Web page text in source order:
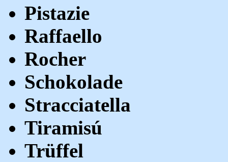
Pistazie
Raffaello
Rocher
Schokolade
Stracciatella
Tiramisú
Trüffel